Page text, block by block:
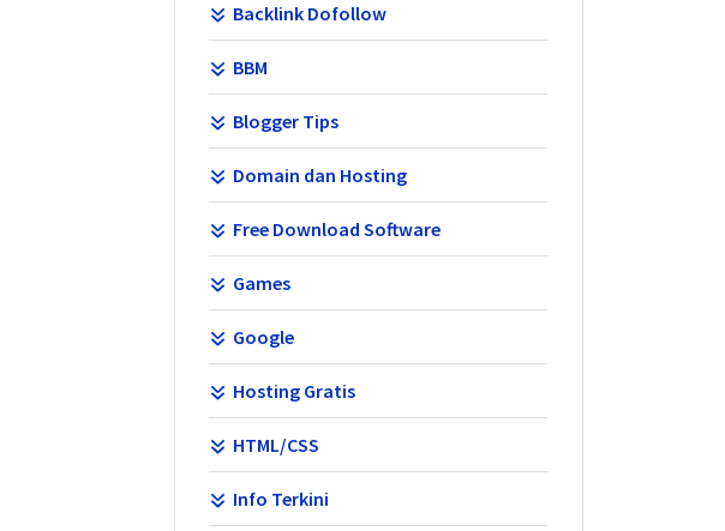
Backlink Dofollow
BBM
Blogger Tips
Domain dan Hosting
Free Download Software
Games
Google
Hosting Gratis
HTML/CSS
Info Terkini